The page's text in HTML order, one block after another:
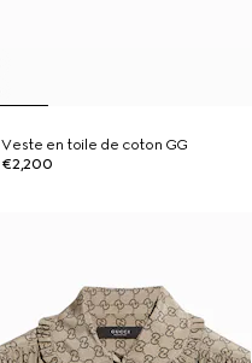
Veste en toile de coton GG
€2,200